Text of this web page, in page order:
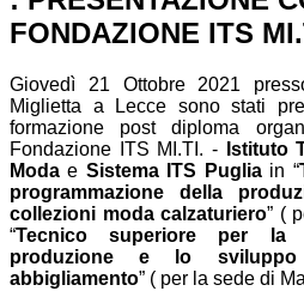
FONDAZIONE ITS
Giovedì 21 Ottobre 2021
Miglietta a Lecce sono stati
formazione post diploma
Fondazione ITS MI.TI. -
Istituto
Modae Sistema ITS Pugliain “
programmazione della
collezioni moda calzaturiero” (
“Tecnico superiore per la
produzione e lo
abbigliamento” ( per la sede di